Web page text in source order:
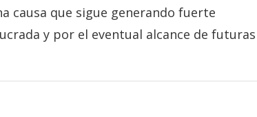
causa que sigue generando fuerte
y por el eventual alcance de futuras